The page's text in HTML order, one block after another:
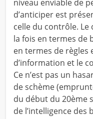
niveau enviable de
d’anticiper est
celle du contrôle. Le
la fois en termes de
en termes de règles
d’information et le
Ce n’est pas un
de schème
du début du 20ème
de l’intelligence des